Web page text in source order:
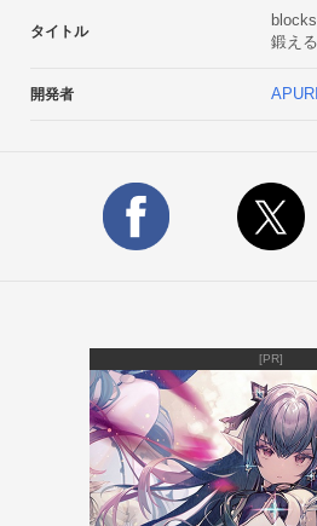
・通勤や通学で空いた時間を有効活
music by PANICPUMPKIN
タイトル
鍛え
開発者
[PR]